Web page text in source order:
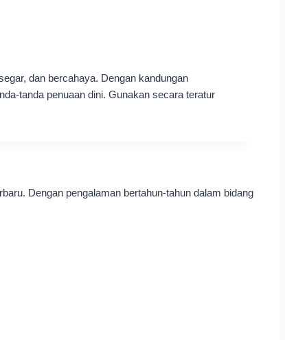
dan bercahaya. Dengan kandungan
tanda penuaan dini. Gunakan secara teratur
Dengan pengalaman bertahun-tahun dalam bidang